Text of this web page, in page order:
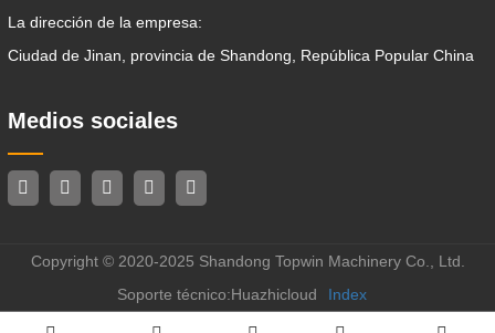
La dirección de la empresa:
Ciudad de Jinan, provincia de Shandong, República Popular China
Medios sociales
Copyright © 2020-2025 Shandong Topwin Machinery Co., Ltd.
Soporte técnico:Huazhicloud
Index